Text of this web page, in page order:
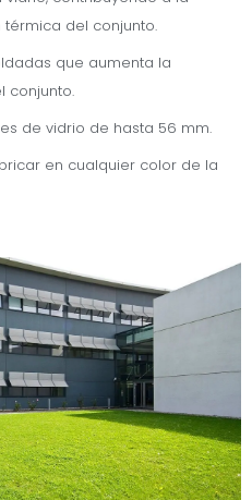
del conjunto.
que aumenta la
conjunto.
de vidrio de hasta 56 mm.
en cualquier color de la